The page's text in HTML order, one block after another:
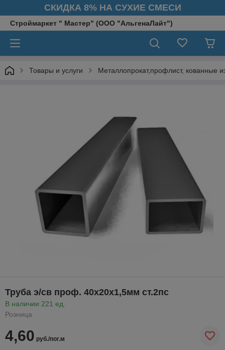
СКИДКА 8% НА СУХИЕ СМЕСИ
Строймаркет " Мастер" (ООО "АльгенаЛайт")
Товары и услуги Металлопрокат,профлист, кованные
Труба э/св проф. 40х20х1,5мм ст.2пс
В наличии 221 ед.
Розница
4,60 руб./пог.м